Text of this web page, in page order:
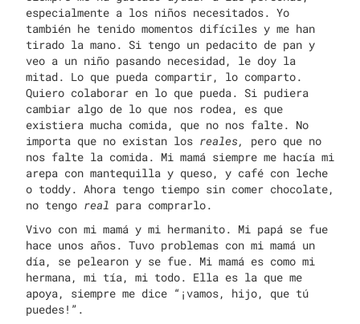
especialmente a los niños necesitados. Yo
también he tenido momentos difíciles y me han
tirado la mano. Si tengo un pedacito de pan y
veo a un niño pasando necesidad, le doy la
mitad. Lo que pueda compartir, lo comparto.
Quiero colaborar en lo que pueda. Si pudiera
cambiar algo de lo que nos rodea, es que
existiera mucha comida, que no nos falte. No
importa que no existan los reales,
pero que no
nos falte la comida. Mi mamá siempre me hacía mi
arepa con mantequilla y queso, y café con leche
o toddy. Ahora tengo tiempo sin comer chocolate,
no tengo real para comprarlo.
Vivo con mi mamá y mi hermanito. Mi papá se fue
hace unos años. Tuvo problemas con mi mamá un
día, se pelearon y se fue. Mi mamá es como mi
hermana, mi tía, mi todo. Ella es la que me
apoya, siempre me dice “¡vamos, hijo, que tú
puedes!”.